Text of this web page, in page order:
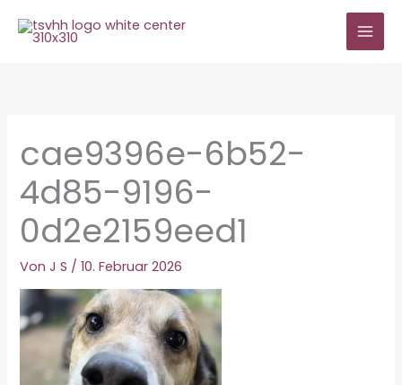
Inhalt
cae9396e-6b52-
4d85-9196-
0d2e2159eed1
VonJ S /10. Februar 2026